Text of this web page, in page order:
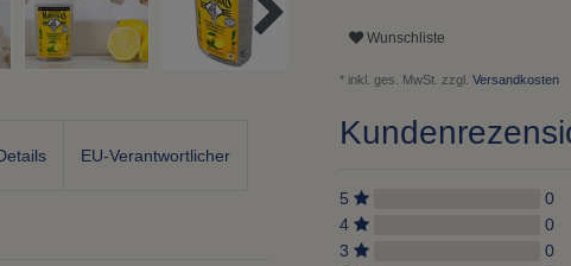
EU-Verantwortlicher
Wunschliste
* inkl. ges. MwSt. zzgl. Versandkosten
5
0
4
0
3
0